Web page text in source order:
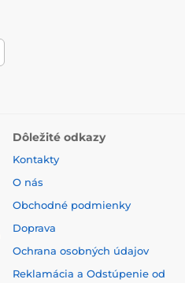
Dôležité odkazy
Kontakty
O nás
Obchodné podmienky
Doprava
Ochrana osobných údajov
Reklamácia a Odstúpenie od